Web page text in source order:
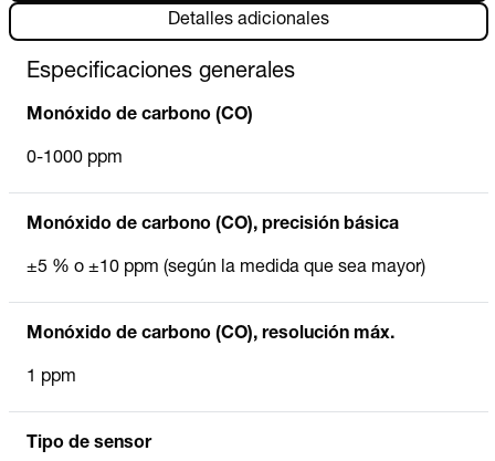
Detalles adicionales
Especificaciones generales
Monóxido de carbono (CO)
0-1000 ppm
Monóxido de carbono (CO), precisión básica
±5 % o ±10 ppm (según la medida que sea mayor)
Monóxido de carbono (CO), resolución máx.
1 ppm
Tipo de sensor